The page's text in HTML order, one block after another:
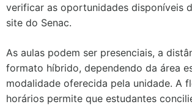
verificar as oportunidades disponíveis
site do Senac.
As aulas podem ser presenciais, a
formato híbrido, dependendo da área
modalidade oferecida pela unidade. A
horários permite que estudantes